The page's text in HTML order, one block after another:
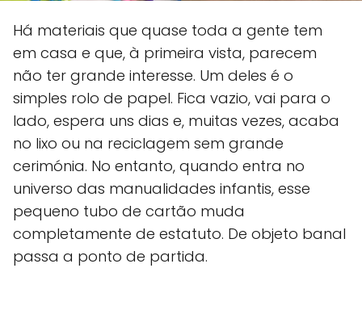
Há materiais que quase toda a gente tem
em casa e que, à primeira vista, parecem
não ter grande interesse. Um deles é o
simples rolo de papel. Fica vazio, vai para o
lado, espera uns dias e, muitas vezes, acaba
no lixo ou na reciclagem sem grande
cerimónia. No entanto, quando entra no
universo das manualidades infantis, esse
pequeno tubo de cartão muda
completamente de estatuto. De objeto banal
passa a ponto de partida.